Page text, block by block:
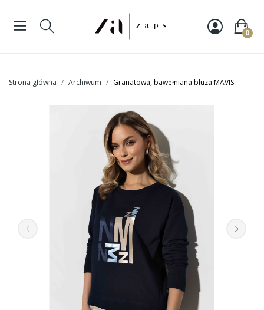
0
Strona główna Archiwum Granatowa, bawełniana bluza MAVIS